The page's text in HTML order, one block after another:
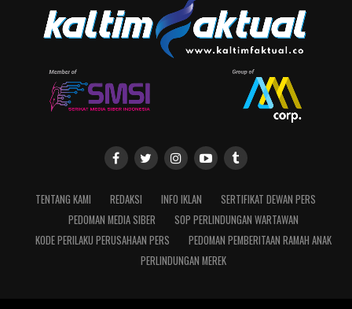
TENTANG KAMI REDAKSI INFO IKLAN
SERTIFIKAT DEWAN PERS
PEDOMAN MEDIA SIBER
SOP PERLINDUNGAN WARTAWAN
KODE PERILAKU PERUSAHAAN PERS
PEDOMAN PEMBERITAAN RAMAH ANAK
PERLINDUNGAN MEREK